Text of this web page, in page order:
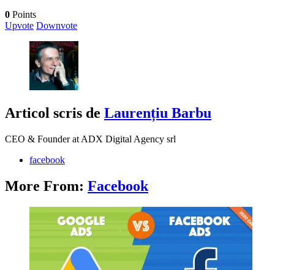
0 Points
Upvote Downvote
Articol scris de Laurențiu Barbu
CEO & Founder at ADX Digital Agency srl
facebook
More From: Facebook